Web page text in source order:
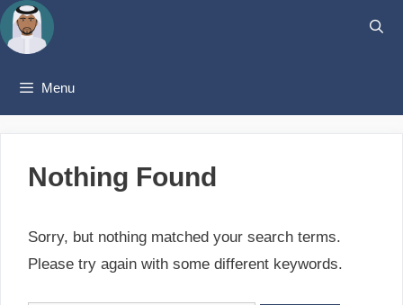
Skip
to
Menu
Nothing Found
Sorry, but nothing matched your search terms.
Please try again with some different keywords.